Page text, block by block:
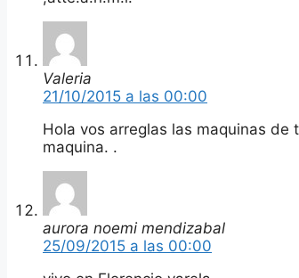
Valeria
21/10/2015 a las 00:00
Hola vos arreglas las maquinas de
maquina. .
aurora noemi mendizabal
25/09/2015 a las 00:00